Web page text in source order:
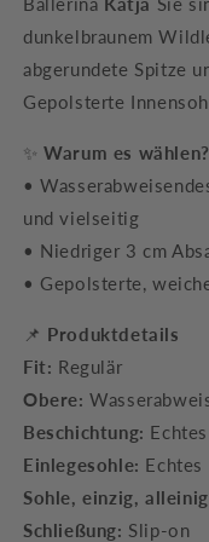
dunkelbraunem
abgerundete Spitze
Gepolsterte
✨Warum es wählen?
•
und vielseitig
• Niedriger 3 cm
• Gepolsterte,
📌 Produktdetails
Fit: Regulär
Obere:
Beschichtung:
Einlegesohle: Echtes
Sohle, einzig,
Schließung: Slip-on